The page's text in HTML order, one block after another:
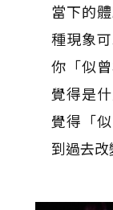
當下的
種現象
你「似
覺得是
覺得「
到過去改